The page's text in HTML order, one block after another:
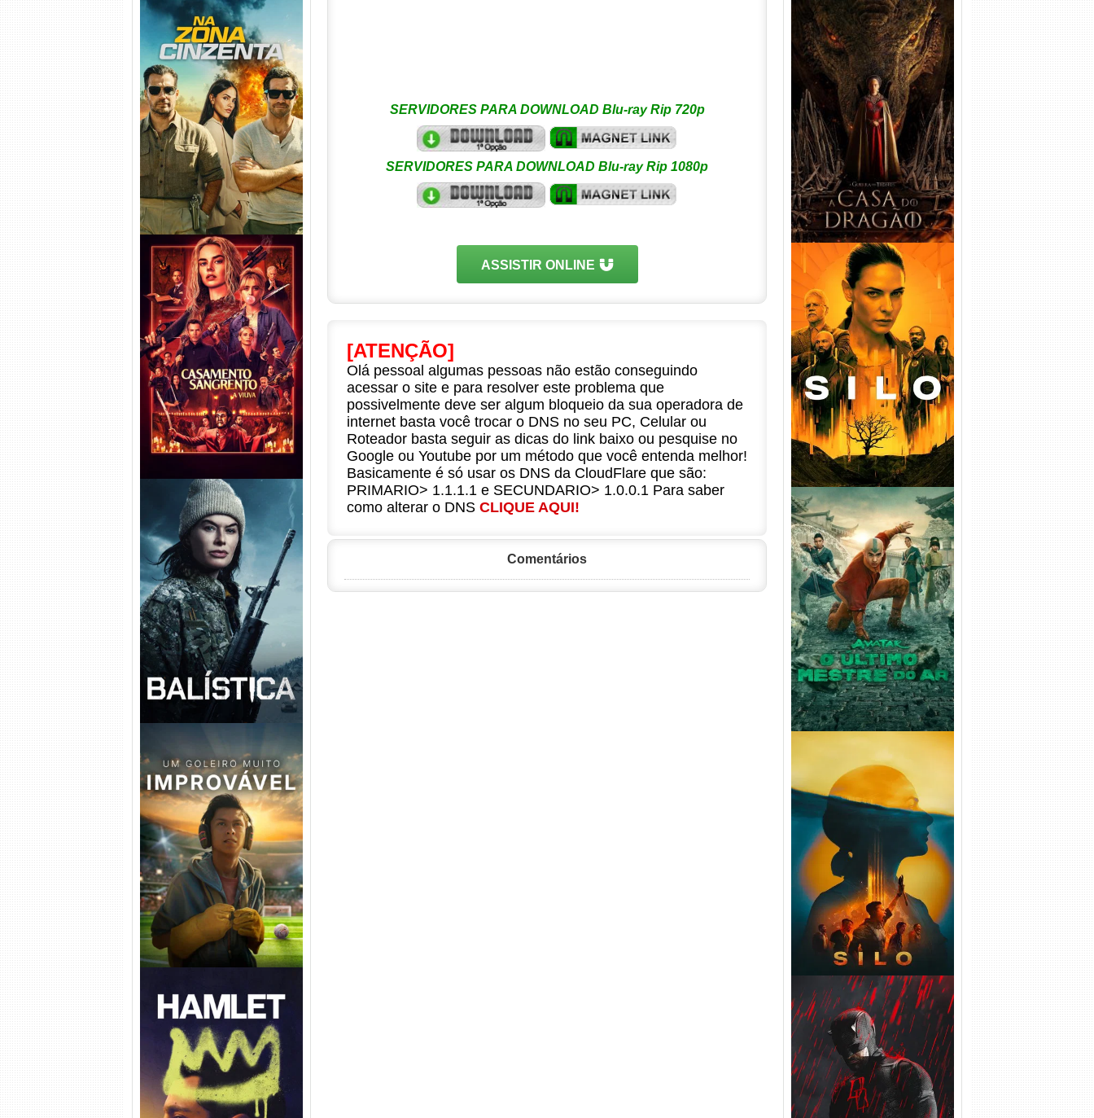
SERVIDORES PARA DOWNLOAD Blu-ray Rip 720p
SERVIDORES PARA DOWNLOAD Blu-ray Rip 1080p
ASSISTIR ONLINE
[ATENÇÃO]
Olá pessoal algumas pessoas não estão conseguindo
acessar o site e para resolver este problema que
possivelmente deve ser algum bloqueio da sua operadora de
internet basta você trocar o DNS no seu PC, Celular ou
Roteador basta seguir as dicas do link baixo ou pesquise no
Google ou Youtube por um método que você entenda melhor!
Basicamente é só usar os DNS da CloudFlare que são:
PRIMARIO> 1.1.1.1 e SECUNDARIO> 1.0.0.1 Para saber
como alterar o DNS CLIQUE AQUI!
Comentários
Na Zona Cinzenta Torrent
(2026) WEB-DL 1080p/4K
Dual Áudio
Casamento Sangrento: A
Viúva Torrent (2026) WEB-DL
720p/1080p/4K Dual Áudio
Balística Torrent (2025) WEB-
DL 1080p Dual Áudio
Um Goleiro Muito Improvável
Torrent (2026) WEB-DL 1080p
Dual Áudio
Hamlet Torrent (2026) WEB-
DL 1080p Dual Áudio
A Casa do Dragão 1ª
Temporada Torrent (2022)
WEB-DL 720p/1080p Dual
Áudio
Silo 1ª Temporada Torrent
(2023) WEB-DL
720p/1080p/4K Dual Áudio
Avatar: O Último Mestre do
Ar 2ª Temporada Torrent
(2026) WEB-DL 1080p Dual
Áudio
Silo 2ª Temporada (2024)
WEB-DL 1080p Dual Áudio
Demolidor: Renascido 2ª
Temporada (2026) WEB-DL
1080p Dual Áudio